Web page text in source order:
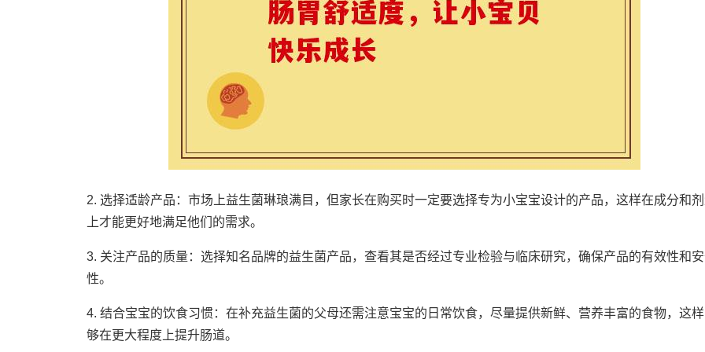
2. 选择适龄产品：市场上益生菌琳琅满目，但家长在购买时一定要选择专为小宝宝设计的产品，这样在成分和
上才能更好地满足他们的需求。
3. 关注产品的质量：选择知名品牌的益生菌产品，查看其是否经过专业检验与临床研究，确保产品的有效性和
性。
4. 结合宝宝的饮食习惯：在补充益生菌的父母还需注意宝宝的日常饮食，尽量提供新鲜、营养丰富的食物，这
够在更大程度上提升肠道。